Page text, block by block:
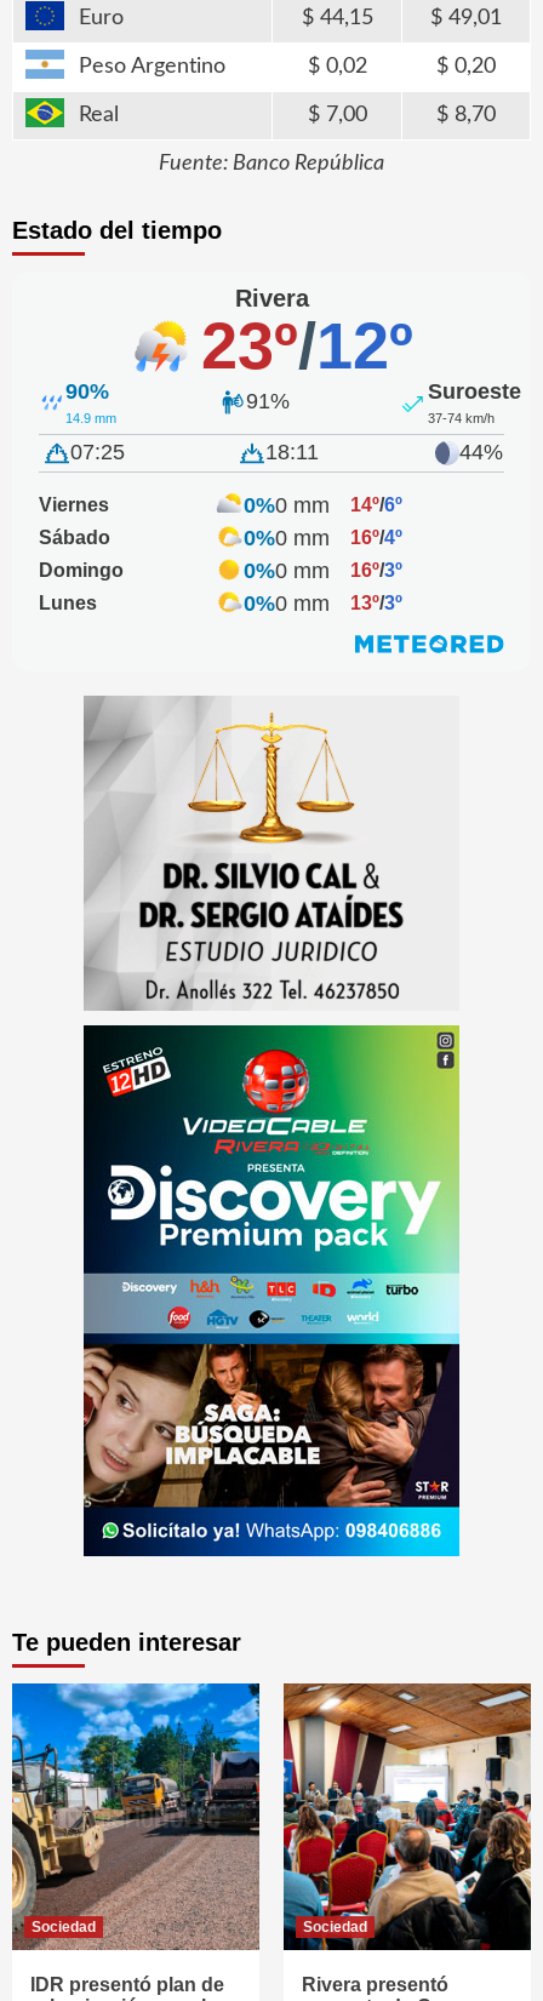
Euro 44,15 49,01
Peso Argentino 0,02 0,20
Real 7,00 8,70
Fuente: Banco República
Estado del tiempo
Rivera
23º/12º
90%
14.9 mm
91% Suroeste
37-74 km/h
07:25 18:11 44%
Viernes 0%0 mm 14º/6º
Sábado
0%0 mm 16º/4º
Domingo
0%0 mm 16º/3º
Lunes
0%0 mm 13º/3º
Te pueden interesar
Sociedad
IDR presentó plan de
Sociedad
Rivera presentó